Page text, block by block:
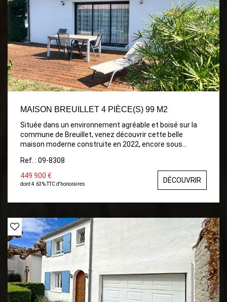
MAISON BREUILLET 4 PIÈCE(S) 99 M2
Située dans un environnement agréable et boisé sur la
commune de Breuillet, venez découvrir cette belle
maison moderne construite en 2022, encore sous
ouvrant sur une spacieuse et lumineuse pièce de vie
d'environ 50 m² avec cuisine aménagée et entièrement
équipée. L'espace nuit comprend deux chambres, une
salle de bains avec WC ainsi qu'une suite parentale
confortable. Un garage complète l'ensemble. Le tout est
de réaliser une piscine selon vos envies. Maison récente,
fonctionnelle et agréable à vivre, idéale pour une
résidence principale comme secondaire. À visiter sans
tarder !
Ref. : 09-8308
449 900 €
dont 4.63% TTC d'honoraires DÉCOUVRIR